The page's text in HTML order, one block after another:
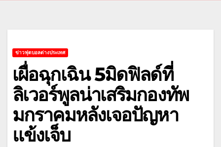
ข่าวฟุตบอลต่างประเทศ
เผื่อฉุกเฉิน 5มิดฟิลด์ที่
ลิเวอร์พูลน่าเสริมกองทัพ
มกราคมหลังเจอปัญหา
แข้งเจ็บ